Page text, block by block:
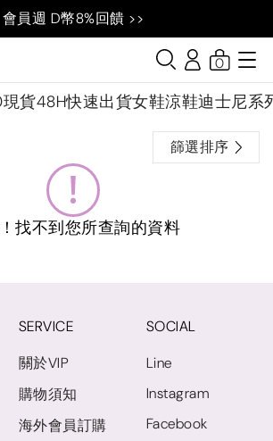
會員週 D幣8%回饋 >>
現貨48H快速出貨女鞋涼鞋迪士尼系
0
篩選排序
找不到您所查詢的資料
SERVICE
關於VIP
購物須知
海外會員訂購
SOCIAL
Line
Instagram
Facebook